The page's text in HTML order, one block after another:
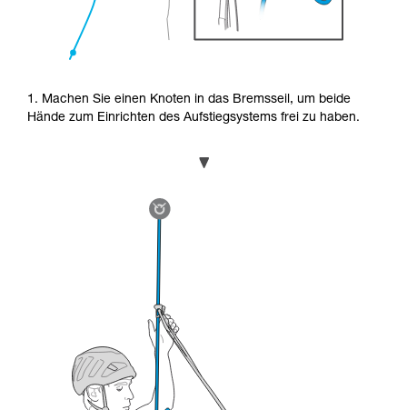
1. Machen Sie einen Knoten in das Bremsseil, um beide
Hände zum Einrichten des Aufstiegsystems frei zu haben.